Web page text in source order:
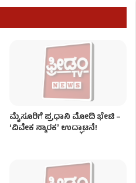
ಮೈಸೂರಿಗೆ ಪ್ರಧಾನಿ ಮೋದಿ ಭೇಟಿ –
ʻವಿವೇಕ ಸ್ಮಾರಕʼ ಉದ್ಘಾಟನೆ!